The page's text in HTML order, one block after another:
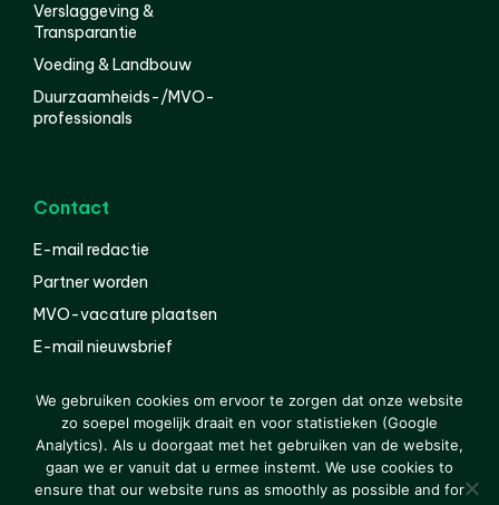
Verslaggeving &
Transparantie
Voeding & Landbouw
Duurzaamheids-/MVO-
professionals
Contact
E-mail redactie
Partner worden
MVO-vacature plaatsen
E-mail nieuwsbrief
© 2000-2026 Van der Molen EIS Colofon
Disclaimer
Privacy
We gebruiken cookies om ervoor te zorgen dat onze website
zo soepel mogelijk draait en voor statistieken (Google
Analytics). Als u doorgaat met het gebruiken van de website,
gaan we er vanuit dat u ermee instemt. We use cookies to
ensure that our website runs as smoothly as possible and for